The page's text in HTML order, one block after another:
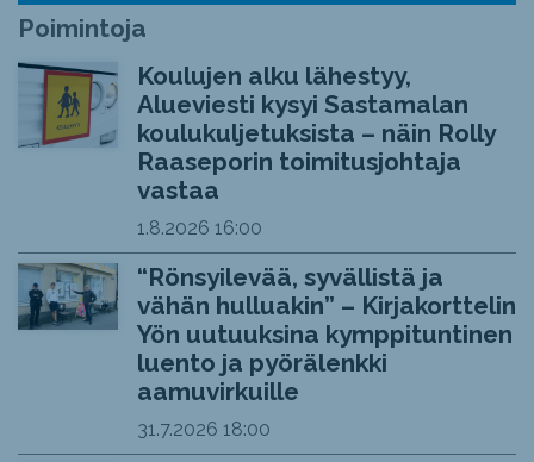
Poimintoja
Koulujen alku lähestyy,
Alueviesti kysyi Sastamalan
koulukuljetuksista – näin Rolly
Raaseporin toimitusjohtaja
vastaa
1.8.2026 16:00
“Rönsyilevää, syvällistä ja
vähän hulluakin” – Kirjakorttelin
Yön uutuuksina kymppituntinen
luento ja pyörälenkki
aamuvirkuille
31.7.2026 18:00